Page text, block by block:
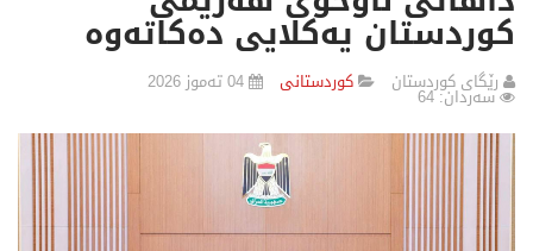
كوردستان یەکلایی دەکاتەوە
رێگای كوردستان كوردستانی 04 تەموز 2026
سەردان: 64